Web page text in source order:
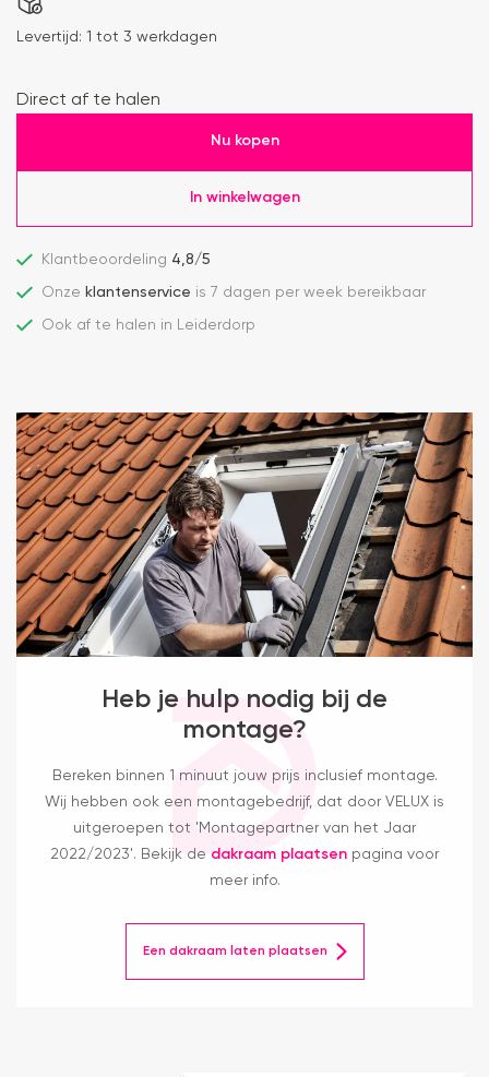
Levertijd: 1 tot 3 werkdagen
Direct af te halen
Nu kopen
In winkelwagen
Klantbeoordeling 4,8/5
Onze klantenservice is 7 dagen per week bereikbaar
Ook af te halen in Leiderdorp
Heb je hulp nodig bij de
montage?
Bereken binnen 1 minuut jouw prijs inclusief montage.
Wij hebben ook een montagebedrijf, dat door VELUX is
uitgeroepen tot 'Montagepartner van het Jaar
2022/2023'. Bekijk de dakraam plaatsen pagina voor
meer info.
Een dakraam laten plaatsen